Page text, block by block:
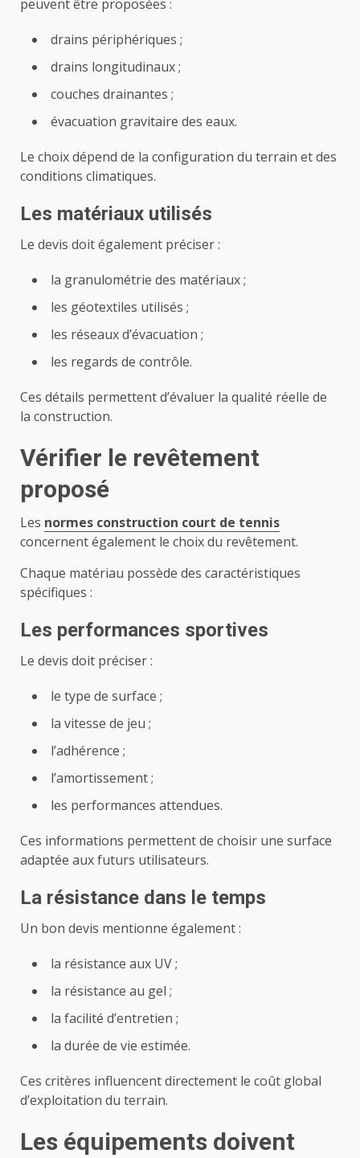
peuvent être proposées :
drains périphériques ;
drains longitudinaux ;
couches drainantes ;
évacuation gravitaire des eaux.
Le choix dépend de la configuration du terrain et des
conditions climatiques.
Les matériaux utilisés
Le devis doit également préciser :
la granulométrie des matériaux ;
les géotextiles utilisés ;
les réseaux d’évacuation ;
les regards de contrôle.
Ces détails permettent d’évaluer la qualité réelle de
la construction.
Vérifier le revêtement
proposé
Les normes construction court de tennis
concernent également le choix du revêtement.
Chaque matériau possède des caractéristiques
spécifiques :
Les performances sportives
Le devis doit préciser :
le type de surface ;
la vitesse de jeu ;
l’adhérence ;
l’amortissement ;
les performances attendues.
Ces informations permettent de choisir une surface
adaptée aux futurs utilisateurs.
La résistance dans le temps
Un bon devis mentionne également :
la résistance aux UV ;
la résistance au gel ;
la facilité d’entretien ;
la durée de vie estimée.
Ces critères influencent directement le coût global
d’exploitation du terrain.
Les équipements doivent